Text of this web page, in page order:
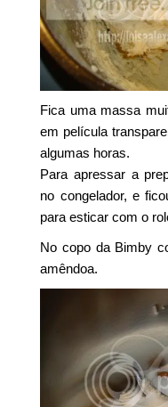
Fica uma massa
em película
algumas horas.
Para apressar a
no congelador, e
para esticar com o
No copo da Bimby
amêndoa.